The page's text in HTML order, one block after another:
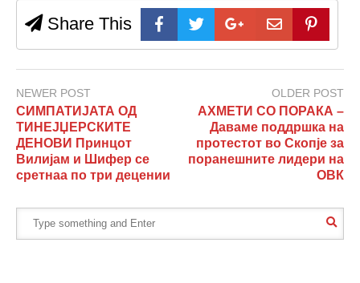
Share This
NEWER POST
СИМПАТИЈАТА ОД
ТИНЕЈЏЕРСКИТЕ
ДЕНОВИ Принцот
Вилијам и Шифер се
сретнаа по три децении
OLDER POST
АХМЕТИ СО ПОРАКА –
Даваме поддршка на
протестот во Скопје за
поранешните лидери на
ОВК